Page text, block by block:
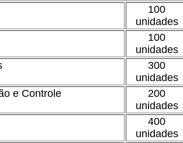
100
unidades
100
unidades
300
unidades
e Controle
200
unidades
400
unidades